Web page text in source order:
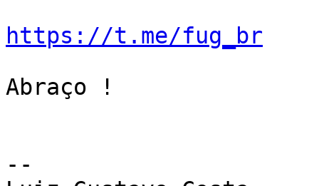
https://t.me/fug_br
Abraço !
--